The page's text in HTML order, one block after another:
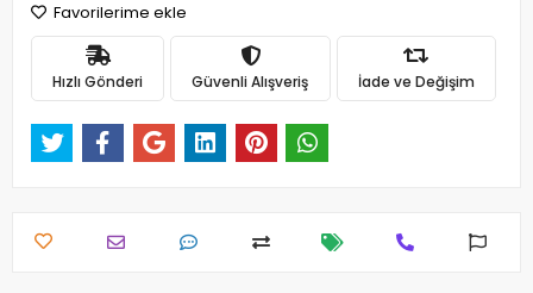
Favorilerime ekle
Hızlı Gönderi Güvenli Alışveriş İade ve Değişim